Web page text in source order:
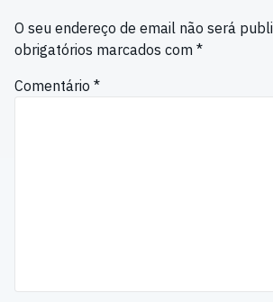
O seu endereço de email não será
obrigatórios marcados com *
Comentário *